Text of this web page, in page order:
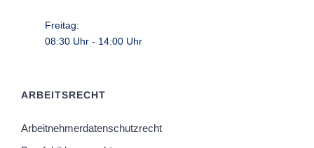
Freitag:
08:30 Uhr - 14:00 Uhr
ARBEITSRECHT
Arbeitnehmerdatenschutzrecht